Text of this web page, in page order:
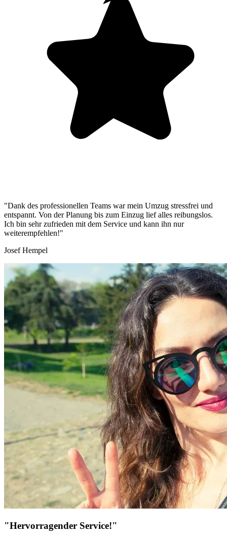
"Dank des professionellen Teams war mein Umzug stressfrei und
entspannt. Von der Planung bis zum Einzug lief alles reibungslos.
Ich bin sehr zufrieden mit dem Service und kann ihn nur
weiterempfehlen!"
Josef Hempel
"Hervorragender Service!"